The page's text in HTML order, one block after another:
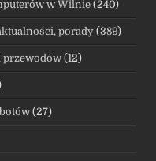
w Wilnie (240)
porady (389)
przewodów (12)
(27)